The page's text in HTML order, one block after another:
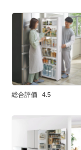
総合評価 4.5